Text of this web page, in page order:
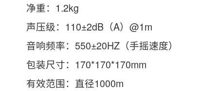
净重：1.2kg
声压级：110±2dB（A）@1m
音响频率：550±20HZ（手摇速度）
包装尺寸：170*170*170mm
有效范围：直径1000m